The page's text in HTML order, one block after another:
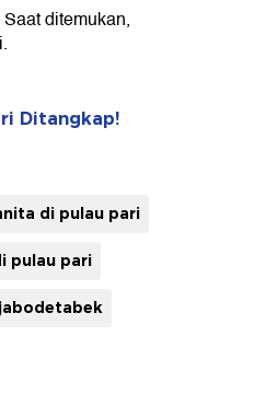
ditemukan,
Ditangkap!
di pulau pari
pulau pari
jabodetabek